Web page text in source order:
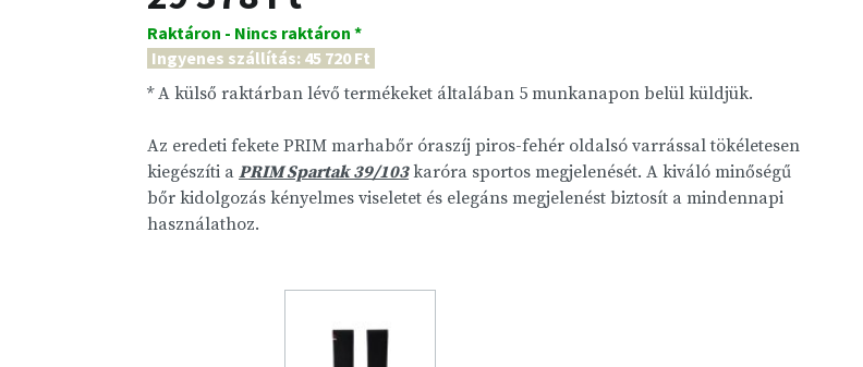
Raktáron - Nincs raktáron *
Ingyenes szállítás: 45 720 Ft
* A külső raktárban lévő termékeket általában 5 munkanapon belül küldjük.
Az eredeti fekete PRIM marhabőr óraszíj piros-fehér oldalsó varrással tökéletesen
kiegészíti a PRIM Spartak 39/103karóra sportos megjelenését. A kiváló minőségű
bőr kidolgozás kényelmes viseletet és elegáns megjelenést biztosít a mindennapi
használathoz.